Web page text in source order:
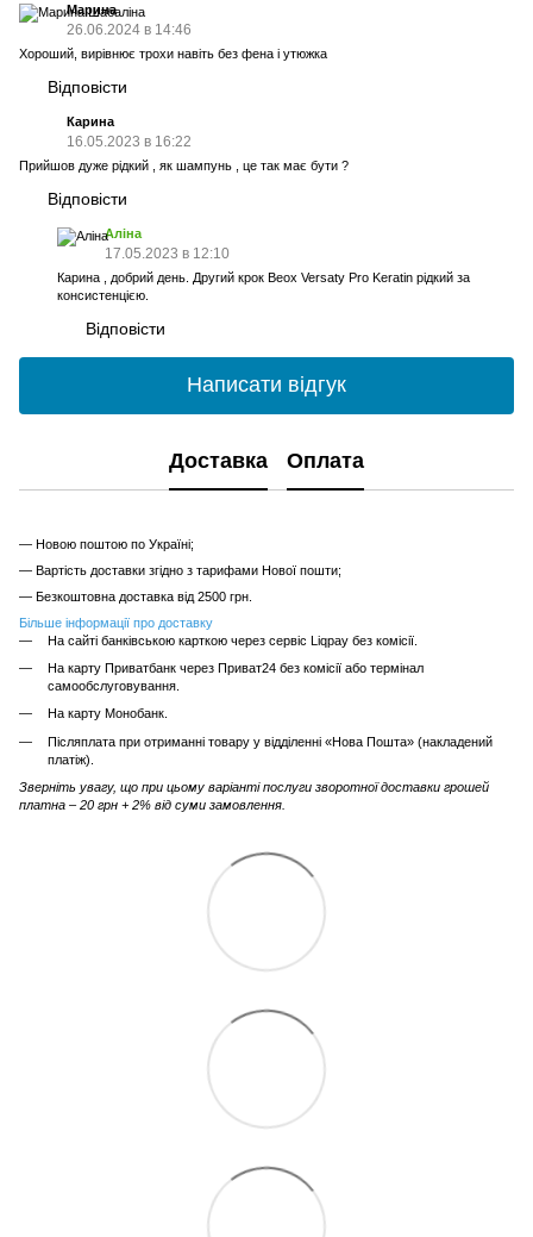
Марина
26.06.2024 в 14:46
Хороший, вирівнює трохи навіть без фена і утюжка
Відповісти
Карина
16.05.2023 в 16:22
Прийшов дуже рідкий , як шампунь , це так має бути ?
Відповісти
Аліна
17.05.2023 в 12:10
Карина , добрий день. Другий крок Beox Versaty Pro Keratin рідкий за
консистенцією.
Відповісти
Написати відгук
Доставка Оплата
— Новою поштою по Україні;
— Вартість доставки згідно з тарифами Нової пошти;
— Безкоштовна доставка від 2500 грн.
Більше інформації про доставку
На сайті банківською карткою через сервіс Liqpay без комісії.
На карту Приватбанк через Приват24 без комісії або термінал
самообслуговування.
На карту Монобанк.
Післяплата при отриманні товару у відділенні «Нова Пошта» (накладений
платіж).
Зверніть увагу, що при цьому варіанті послуги зворотної доставки грошей
платна – 20 грн + 2% від суми замовлення.